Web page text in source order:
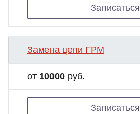
Записаться
Замена цепи ГРМ
от 10000 руб.
Записаться